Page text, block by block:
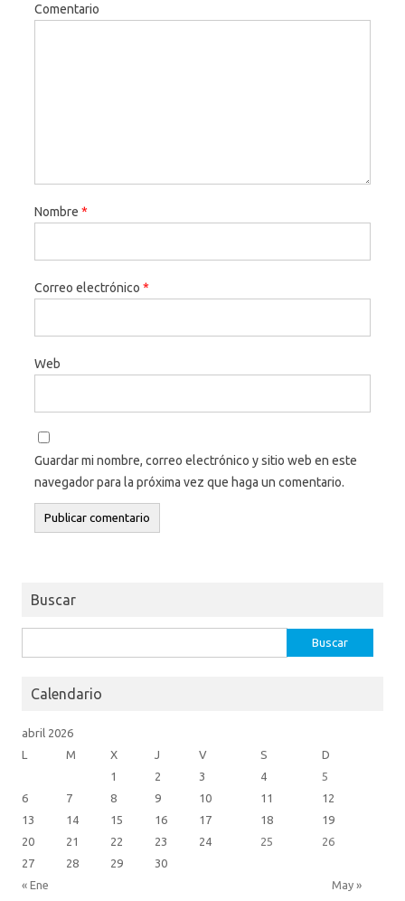
Comentario
Nombre *
Correo electrónico *
Web
Guardar mi nombre, correo electrónico y sitio web en este
navegador para la próxima vez que haga un comentario.
Buscar
Calendario
abril 2026
L
M X J V S D
« Ene May »
1 2 3 4
5
6
7 8 9 10 11
12
13
14 15 16 17 18
19
20
21 22 23 24 25
26
27
28 29 30